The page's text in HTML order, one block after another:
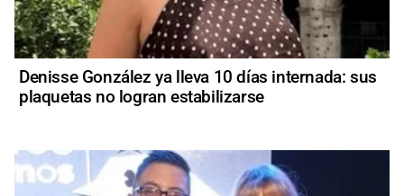
Denisse González ya lleva 10 días internada: sus
plaquetas no logran estabilizarse